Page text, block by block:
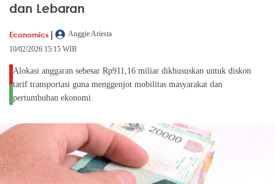
dan Lebaran
Economics |
Anggie Ariesta
10/02/2026 15:15 WIB
Alokasi anggaran sebesar Rp911,16 miliar dikhususkan untuk diskon
tarif transportasi guna menggenjot mobilitas masyarakat dan
pertumbuhan ekonomi.